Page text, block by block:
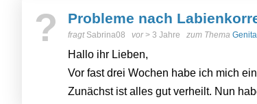
? Probleme nach
fragt Sabrina08 vor> 3 Jahre zum Thema
Hallo ihr Lieben,
Vor fast drei Wochen habe ich mich
Zunächst ist alles gut verheilt. Nun